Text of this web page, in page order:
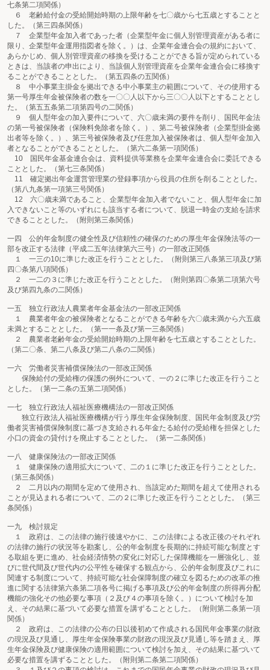
七条第二項関係）
６ 老齢給付金の受給開始時期の上限年齢を七〇歳から七五歳とすることと
した。（第三四条関係）
７ 企業型年金加入者であった者（企業型年金に個人別管理資産がある者に
限り、企業型年金運用指図者を除く。）は、企業年金連合会の規約において、
あらかじめ、個人別管理資産の移換を受けることができる旨が定められている
ときは、当該者の申出により、当該個人別管理資産を企業年金連合会に移換す
ることができることとした。（第五四条の五関係）
８ 中小事業主掛金を拠出できる中小事業主の範囲について、その使用する
第一号厚生年金被保険者の数を一〇〇人以下から三〇〇人以下とすることとし
た。（第五五条第二項第四号の二関係）
９ 個人型年金の加入要件について、六〇歳未満の要件を削り、国民年金法
の第一号被保険者（保険料免除者を除く。）、第二号被保険者（企業型掛金拠
出者等を除く。）、第三号被保険者及び任意加入被保険者は、個人型年金加入
者となることができることとした。（第六二条第一項関係）
10 国民年金基金連合会は、資料提供等業務を企業年金連合会に委託できる
こととした。（第七三条関係）
11 確定拠出年金運営管理業の登録事項から役員の住所を削ることとした。
（第八九条第一項第三号関係）
12 六〇歳未満であること、企業型年金加入者でないこと、個人型年金に加
入できないこと等のいずれにも該当する者について、脱退一時金の支給を請求
できることとした。（附則第三条関係）
一四 公的年金制度の健全性及び信頼性の確保のための厚生年金保険法等の一
部を改正する法律（平成二五年法律第六三号）の一部改正関係
１ 一三の10に準じた改正を行うこととした。（附則第三八条第三項及び第
四〇条第八項関係）
２ 一二の３に準じた改正を行うこととした。（附則第四〇条第二項第六号
及び第四九条の二関係）
一五 独立行政法人農業者年金基金法の一部改正関係
１ 農業者年金の被保険者となることができる年齢を六〇歳未満から六五歳
未満とすることとした。（第一一条及び第一三条関係）
２ 農業者老齢年金の受給開始時期の上限年齢を七五歳とすることとした。
（第二〇条、第二八条及び第二八条の二関係）
一六 労働者災害補償保険法の一部改正関係
保険給付の受給権の保護の例外について、一の２に準じた改正を行うこと
とした。（第一二条の五第二項関係）
一七 独立行政法人福祉医療機構法の一部改正関係
独立行政法人福祉医療機構が行う厚生年金保険制度、国民年金制度及び労
働者災害補償保険制度に基づき支給される年金たる給付の受給権を担保とした
小口の資金の貸付けを廃止することとした。（第一二条関係）
一八 健康保険法の一部改正関係
１ 健康保険の適用拡大について、二の１に準じた改正を行うこととした。
（第三条関係）
２ 二月以内の期間を定めて使用され、当該定めた期間を超えて使用される
ことが見込まれる者について、二の２に準じた改正を行うこととした。（第三
条関係）
一九 検討規定
１ 政府は、この法律の施行後速やかに、この法律による改正後のそれぞれ
の法律の施行の状況等を勘案し、公的年金制度を長期的に持続可能な制度とす
る取組を更に進め、社会経済情勢の変化に対応した保障機能を一層強化し、並
びに世代間及び世代内の公平性を確保する観点から、公的年金制度及びこれに
関連する制度について、持続可能な社会保障制度の確立を図るための改革の推
進に関する法律第六条第二項各号に掲げる事項及び公的年金制度の所得再分配
機能の強化その他必要な事項（２及び４の事項を除く。）について検討を加
え、その結果に基づいて必要な措置を講ずることとした。（附則第二条第一項
関係）
２ 政府は、この法律の公布の日以後初めて作成される国民年金事業の財政
の現況及び見通し、厚生年金保険事業の財政の現況及び見通し等を踏まえ、厚
生年金保険及び健康保険の適用範囲について検討を加え、その結果に基づいて
必要な措置を講ずることとした。（附則第二条第二項関係）